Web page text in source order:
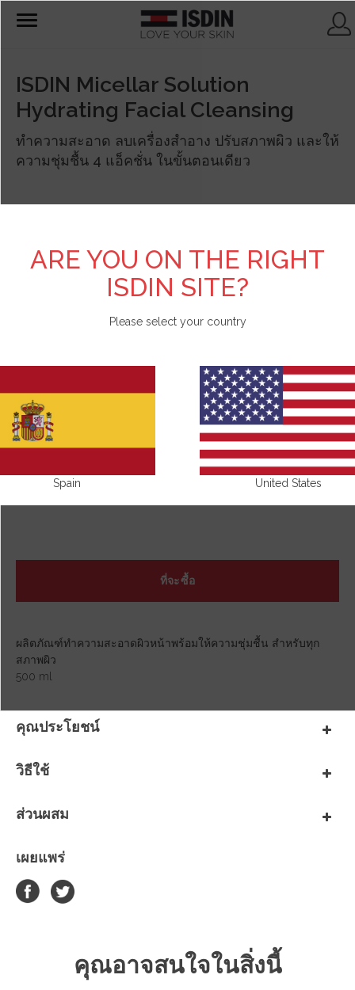
T
o
e
n
a
v
g
a
n
ISDIN Micellar Solution
Hydrating Facial Cleansing
ทำความสะอาด ลบเครื่องสำอาง ปรับสภาพผิว และให้
ความชุ่มชื้น 4 แอ็คชั่น ในขั้นตอนเดียว
ที่จะซื้อ
ผลิตภัณฑ์ทำความสะอาดผิวหน้าพร้อมให้ความชุ่มชื้น สำหรับทุก
สภาพผิว
500 ml
คุณประโยชน์
วิธีใช้
ส่วนผสม
เผยแพร่
คุณอาจสนใจในสิ่งนี้
ARE YOU ON THE RIGHT
ISDIN SITE?
Please select your country
Spain United States